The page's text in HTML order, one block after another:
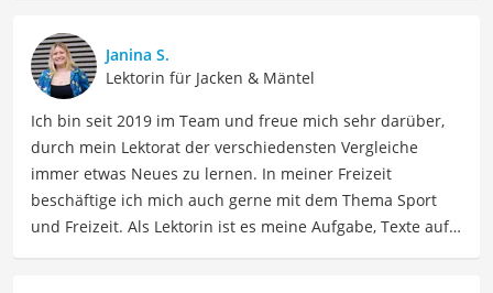
Produkt für ihre Bedürfnisse zu finden. Ein Schwerpunkt
liegt dabei auf Kaffeezubereitung, in der Josephine viel
Erfahrung gesammelt hat, die sie jetzt mit den Lesern
teilt.
Der Beheizbare Jacke Herren-Vergleich ist aus unserer
Sicht besonders empfehlenswert fürOutdoor-Fans
Schnell-Frierende.
Janina S.
Lektorin für Jacken & Mäntel
Ich bin seit 2019 im Team und freue mich sehr darüber,
durch mein Lektorat der verschiedensten Vergleiche
immer etwas Neues zu lernen. In meiner Freizeit
beschäftige ich mich auch gerne mit dem Thema Sport
und Freizeit. Als Lektorin ist es meine Aufgabe, Texte auf